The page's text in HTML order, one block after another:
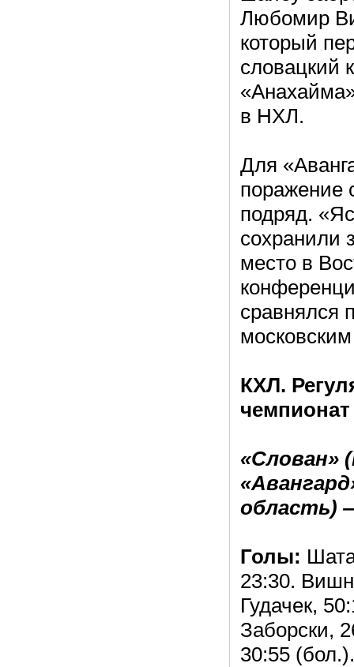
Любомир
который
словацкий
в НХЛ.
Для
поражение
подряд.
сохранили
место в
сравнялся
КХЛ.
чемпионат
«Слован»
область)
Голы:
23:30.
Гудачек,
Заборски,
30:55 (бол.).